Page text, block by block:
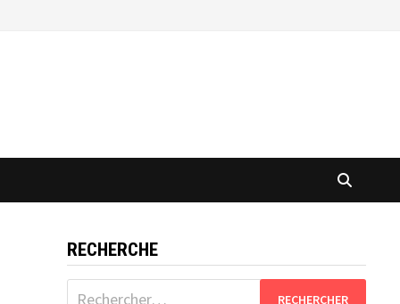
RECHERCHE
Rechercher :